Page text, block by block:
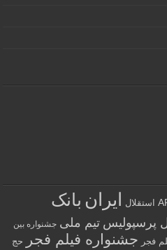
استقلال ایران بانک
پرسپولیس تیم ملی جشنواره بین
فجر جشنواره فیلم فجر حج